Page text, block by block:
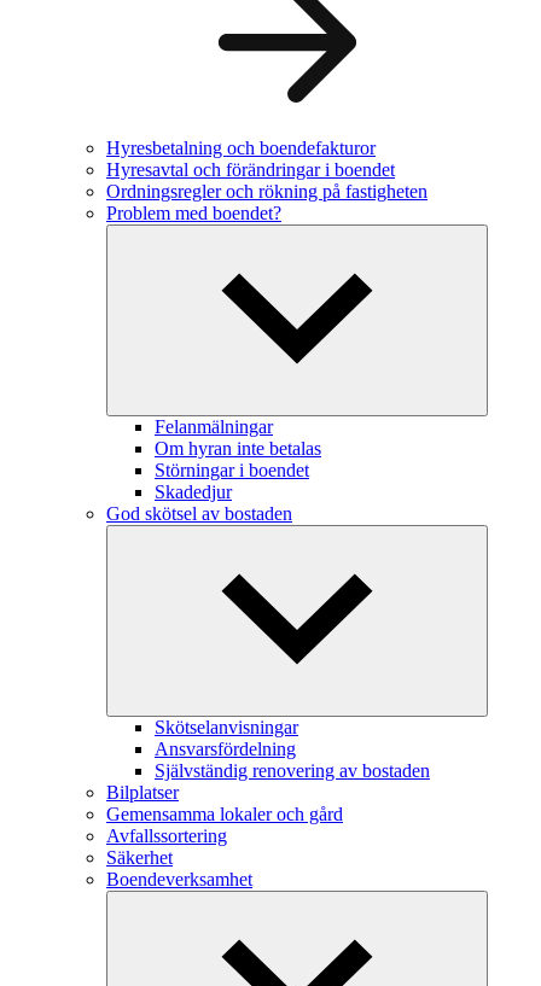
Hyresbetalning och boendefakturor
Hyresavtal och förändringar i boendet
Ordningsregler och rökning på fastigheten
Problem med boendet?
Felanmälningar
Om hyran inte betalas
Störningar i boendet
Skadedjur
God skötsel av bostaden
Skötselanvisningar
Ansvarsfördelning
Självständig renovering av bostaden
Bilplatser
Gemensamma lokaler och gård
Avfallssortering
Säkerhet
Boendeverksamhet